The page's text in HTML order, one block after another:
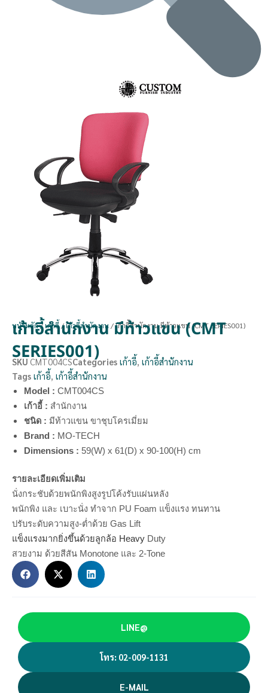
หน้าหลัก/เก้าอี้/เก้าอี้สำนักงาน / เก้าอี้สำนักงาน มีท้าวแขน (CMT SERIES001)
เก้าอี้สำนักงาน มีท้าวแขน (CMT
SERIES001)
SKU CMT004CSCategories เก้าอี้, เก้าอี้สำนักงาน
Tags เก้าอี้, เก้าอี้สำนักงาน
Model : CMT004CS
เก้าอี้ : สำนักงาน
ชนิด : มีท้าวแขน ขาชุบโครเมี่ยม
Brand : MO-TECH
Dimensions : 59(W) x 61(D) x 90-100(H) cm
รายละเอียดเพิ่มเติม
นั่งกระชับด้วยพนักพิงสูงรูปโค้งรับแผ่นหลัง
พนักพิง และ เบาะนั่ง ทำจาก PU Foam แข็งแรง ทนทาน
ปรับระดับความสูง-ต่ำด้วย Gas Lift
แข็งแรงมากยิ่งขึ้นด้วยลูกล้อ Heavy Duty
สวยงาม ด้วยสีสัน Monotone และ 2-Tone
LINE@
โทร: 02-009-1131
E-MAIL